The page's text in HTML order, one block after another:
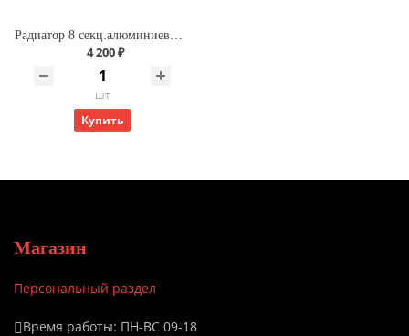
4 200 ₽
шт
Купить
Магазин
Персональный раздел
Время работы: ПН-ВС 09-18